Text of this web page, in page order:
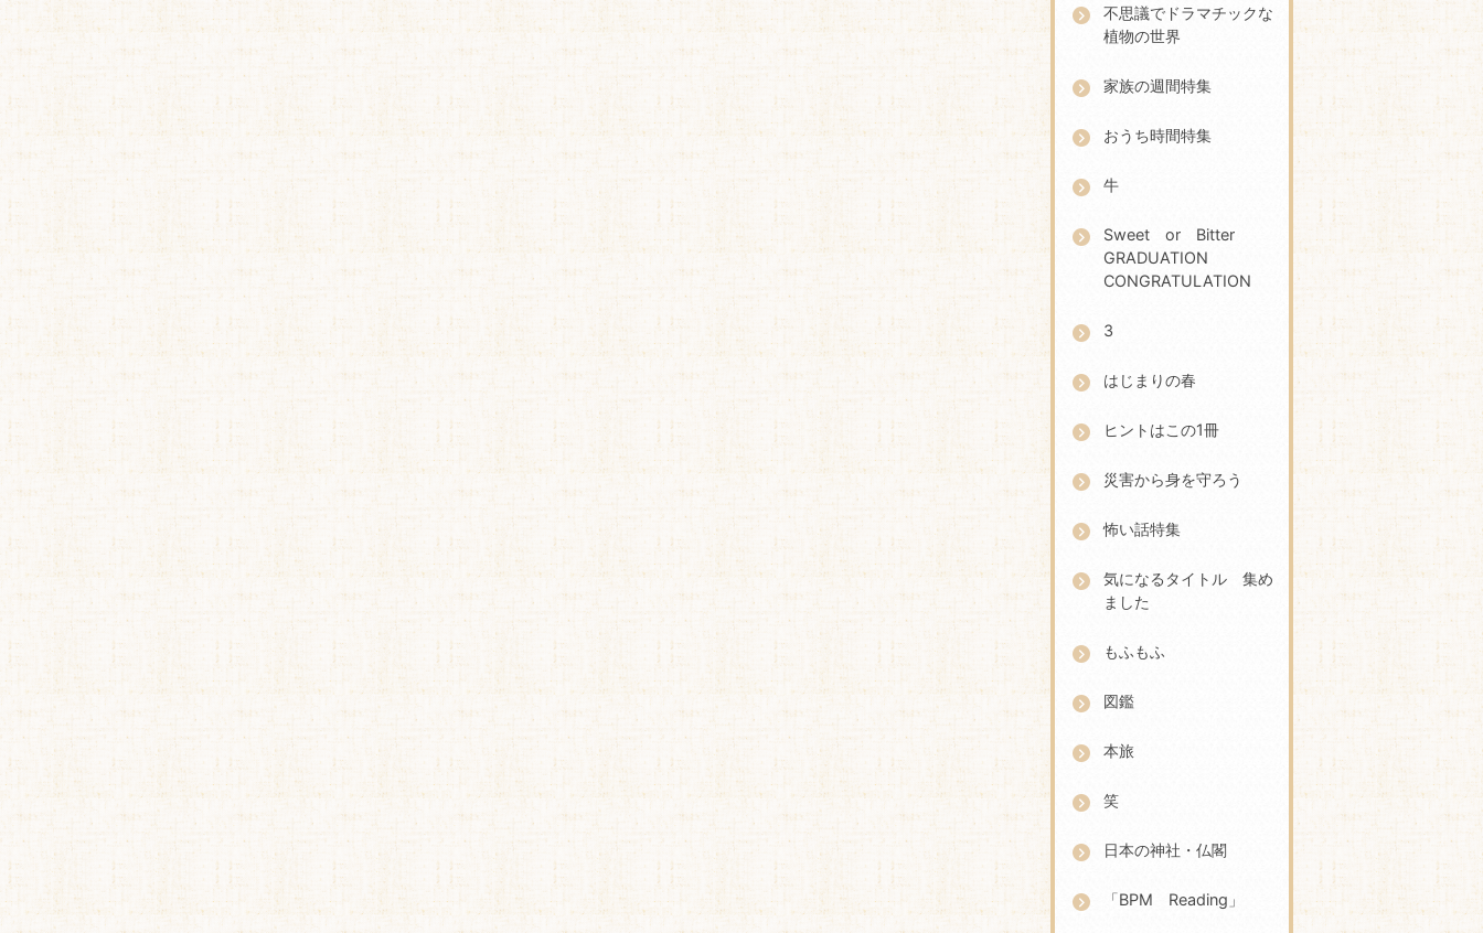
不思議でドラマチックな
植物の世界
家族の週間特集
おうち時間特集
牛
Sweet or Bitter
GRADUATION
CONGRATULATION
3
はじまりの春
ヒントはこの1冊
災害から身を守ろう
怖い話特集
気になるタイトル 集め
ました
もふもふ
図鑑
本旅
笑
日本の神社・仏閣
「BPM Reading」